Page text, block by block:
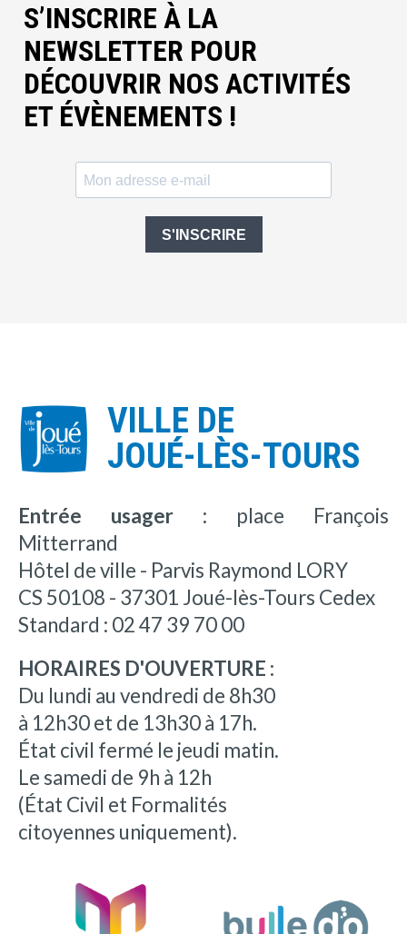
S’INSCRIRE À LA
NEWSLETTER POUR
DÉCOUVRIR NOS ACTIVITÉS
ET ÉVÈNEMENTS !
S'INSCRIRE
VILLE DE
JOUÉ-LÈS-TOURS
Entrée usager : place François
Mitterrand
Hôtel de ville - Parvis Raymond LORY
CS 50108 - 37301 Joué-lès-Tours Cedex
Standard : 02 47 39 70 00
HORAIRES D'OUVERTURE :
Du lundi au vendredi de 8h30
à 12h30 et de 13h30 à 17h.
État civil fermé le jeudi matin.
Le samedi de 9h à 12h
(État Civil et Formalités
citoyennes uniquement).